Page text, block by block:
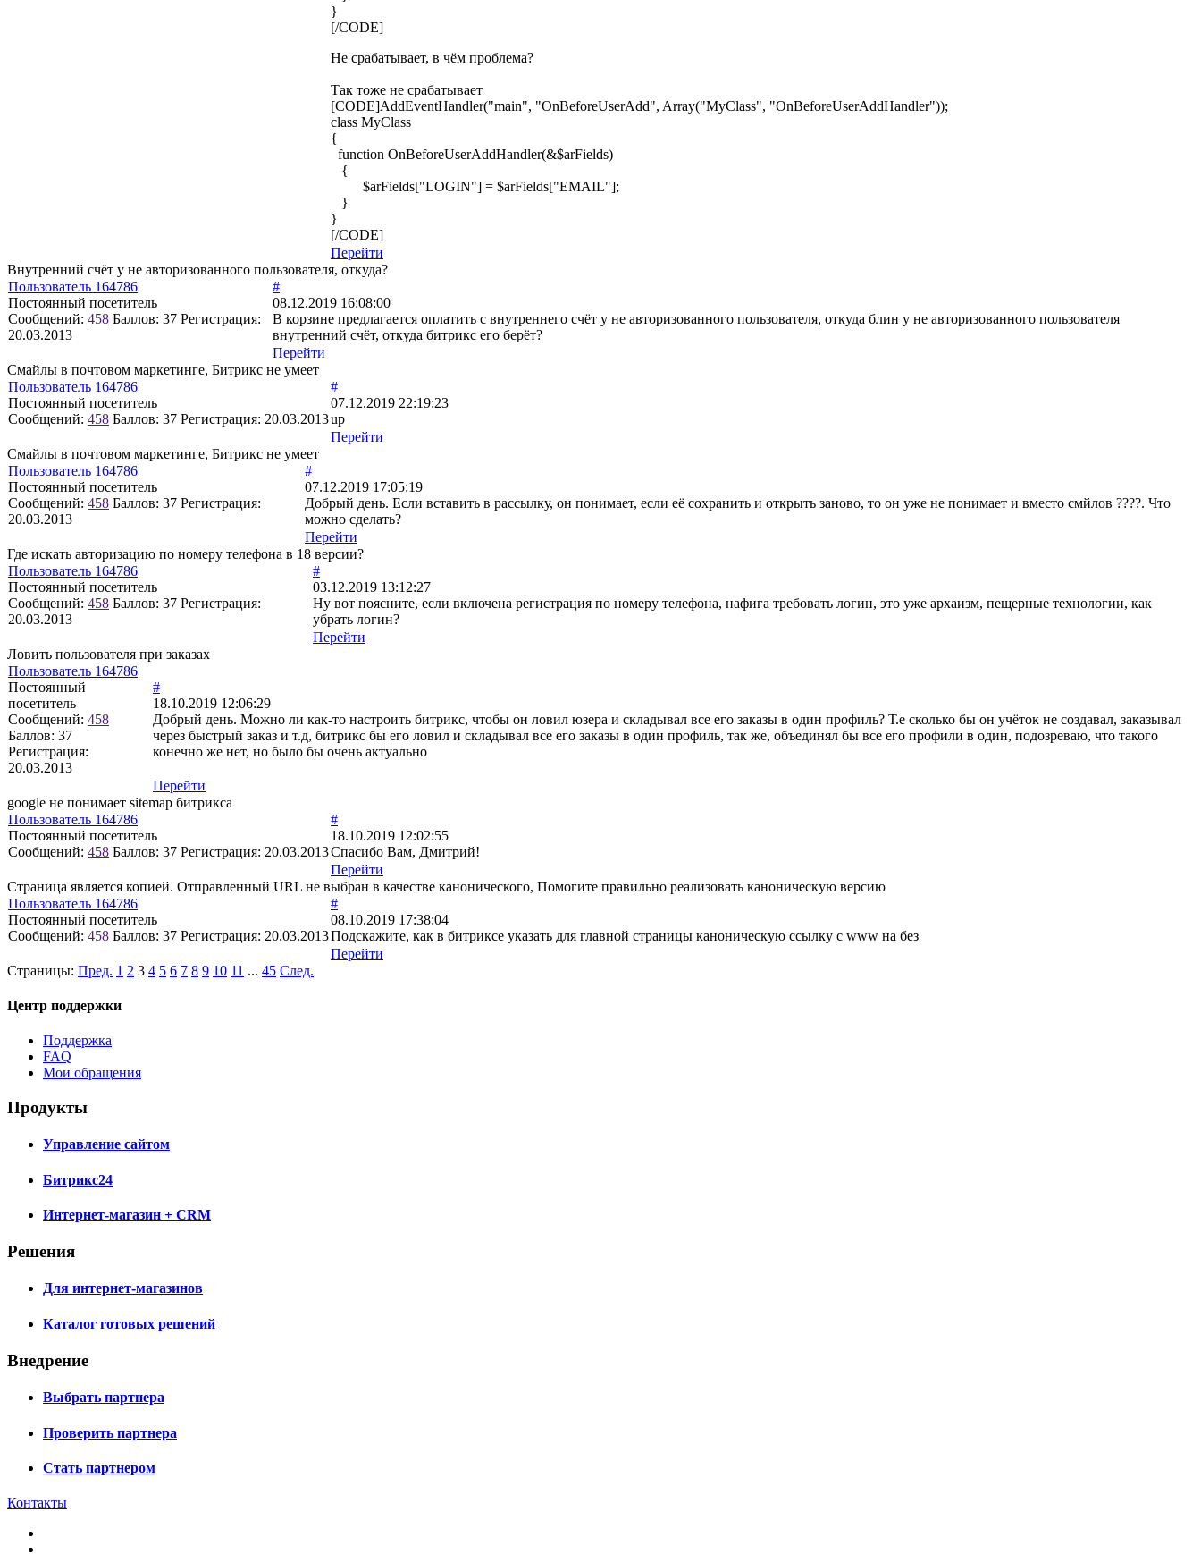
}
[/CODE]
Не срабатывает, в чём проблема?
Так тоже не срабатывает
[CODE]AddEventHandler("main", "OnBeforeUserAdd", Array("MyClass", "OnBeforeUserAddHandler"));
class MyClass
{
function OnBeforeUserAddHandler(&$arFields)
{
$arFields["LOGIN"] = $arFields["EMAIL"];
}
}
[/CODE]
Перейти
Внутренний счёт у не авторизованного пользователя, откуда?
Пользователь 164786
Постоянный посетитель
Сообщений: 458 Баллов: 37 Регистрация:
20.03.2013
#
08.12.2019 16:08:00
В корзине предлагается оплатить с внутреннего счёт у не авторизованного пользователя, откуда блин у не авторизованного пользователя
внутренний счёт, откуда битрикс его берёт?
Перейти
Смайлы в почтовом маркетинге, Битрикс не умеет
Пользователь 164786
Постоянный посетитель
Сообщений: 458 Баллов: 37 Регистрация: 20.03.2013
#
07.12.2019 22:19:23
up
Перейти
Смайлы в почтовом маркетинге, Битрикс не умеет
Пользователь 164786
Постоянный посетитель
Сообщений: 458 Баллов: 37 Регистрация:
20.03.2013
#
07.12.2019 17:05:19
Добрый день. Если вставить в рассылку, он понимает, если её сохранить и открыть заново, то он уже не понимает и вместо смйлов ????. Что
можно сделать?
Перейти
Где искать авторизацию по номеру телефона в 18 версии?
Пользователь 164786
Постоянный посетитель
Сообщений: 458 Баллов: 37 Регистрация:
20.03.2013
#
03.12.2019 13:12:27
Ну вот поясните, если включена регистрация по номеру телефона, нафига требовать логин, это уже архаизм, пещерные технологии, как
убрать логин?
Перейти
Ловить пользователя при заказах
Пользователь 164786
Постоянный
посетитель
Сообщений: 458
Баллов: 37
Регистрация:
20.03.2013
#
18.10.2019 12:06:29
Добрый день. Можно ли как-то настроить битрикс, чтобы он ловил юзера и складывал все его заказы в один профиль? Т.е сколько бы он учёток не создавал, заказывал
через быстрый заказ и т.д, битрикс бы его ловил и складывал все его заказы в один профиль, так же, объединял бы все его профили в один, подозреваю, что такого
конечно же нет, но было бы очень актуально
Перейти
google не понимает sitemap битрикса
Пользователь 164786
Постоянный посетитель
Сообщений: 458 Баллов: 37 Регистрация: 20.03.2013
#
18.10.2019 12:02:55
Спасибо Вам, Дмитрий!
Перейти
Страница является копией. Отправленный URL не выбран в качестве канонического, Помогите правильно реализовать каноническую версию
Пользователь 164786
Постоянный посетитель
Сообщений: 458 Баллов: 37 Регистрация: 20.03.2013
#
08.10.2019 17:38:04
Подскажите, как в битриксе указать для главной страницы каноническую ссылку с www на без
Перейти
Страницы: Пред. 1 2 3 4 5 6 7 8 9 10 11 ... 45 След.
Центр поддержки
Поддержка
FAQ
Мои обращения
Продукты
Управление сайтом
Битрикс24
Интернет-магазин + CRM
Решения
Для интернет-магазинов
Каталог готовых решений
Внедрение
Выбрать партнера
Проверить партнера
Стать партнером
Контакты